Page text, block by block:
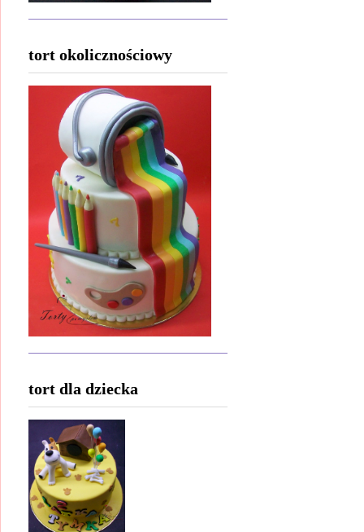
tort okolicznościowy
tort dla dziecka